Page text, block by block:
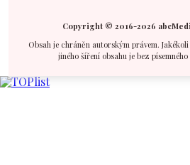
Copyright © 2016-2026
Obsah je chráněn autorským právem.
jiného šíření obsahu je bez